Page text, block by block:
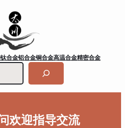
钛合金铝合金铜合金高温合金精密合金
欢迎指导交流